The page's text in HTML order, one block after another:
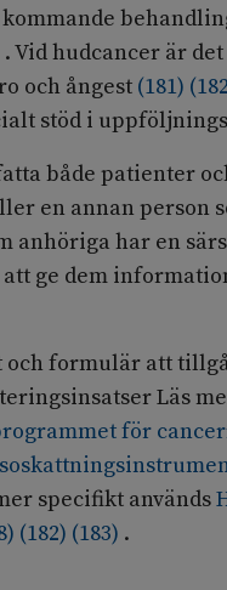
. Vid hudcancer är
och ångest (181) (
stöd i
både patienter
en annan person
anhöriga har en
ge dem
formulär att
Läs
för
specifikt används
) (182) (183) .